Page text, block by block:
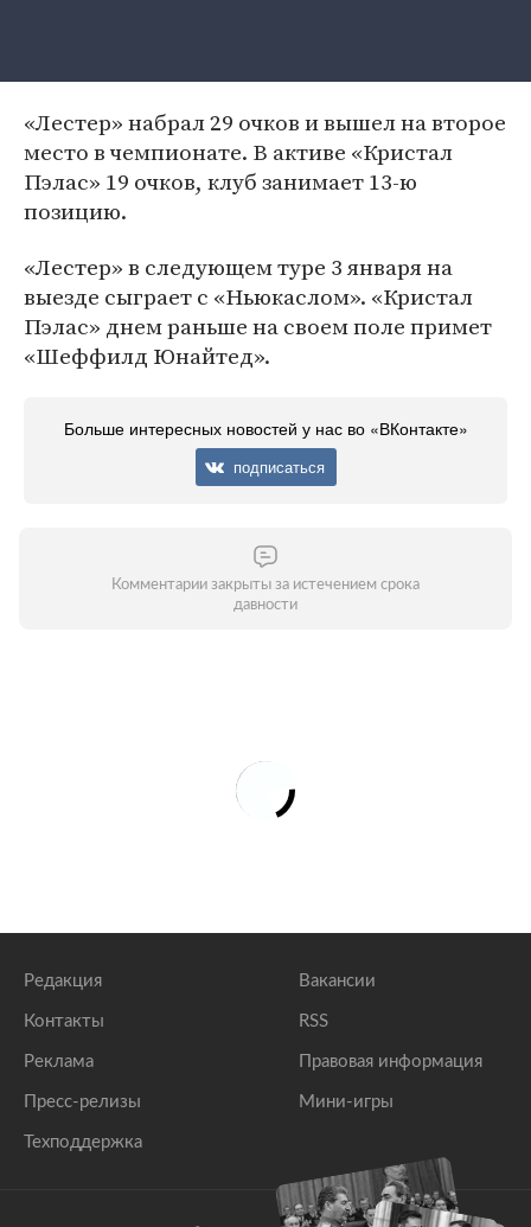
«Лестер» набрал 29 очков и вышел на второе
место в чемпионате. В активе «Кристал
Пэлас» 19 очков, клуб занимает 13-ю
позицию.
«Лестер» в следующем туре 3 января на
выезде сыграет с «Ньюкаслом». «Кристал
Пэлас» днем раньше на своем поле примет
«Шеффилд Юнайтед».
Больше интересных новостей у нас во «ВКонтакте»
подписаться
Комментарии закрыты за истечением срока
давности
Редакция
Контакты
Реклама
Пресс-релизы
Техподдержка
Вакансии
RSS
Правовая информация
Мини-игры